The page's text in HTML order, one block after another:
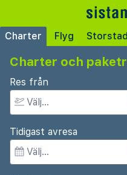
Charter Flyg Storstad
Charter och
Res från
Tidigast avresa